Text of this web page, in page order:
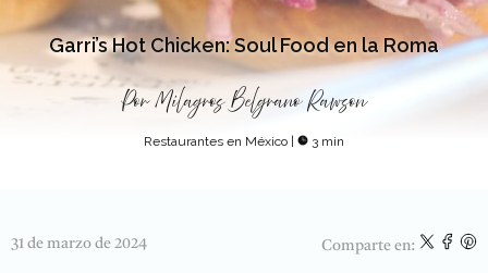
Garri’s Hot Chicken: Soul Food en la Roma
Por Milagros Belgrano Rawson
Restaurantes en México 3 min
31 de marzo de 2024 Comparte en: